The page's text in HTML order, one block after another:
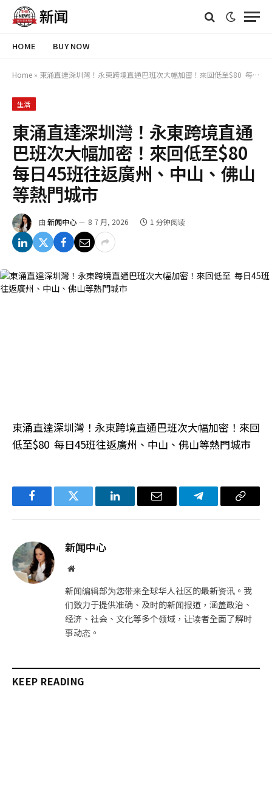
HOME BUY NOW
Home » 東涌直達深圳灣！永東跨境直通巴班次大幅加密！來回低至$80 每日45班往返廣州、中山、佛山等熱門城市
生活
東涌直達深圳灣！永東跨境直通
巴班次大幅加密！來回低至$80
每日45班往返廣州、中山、佛山
等熱門城市
由 新闻中心 8 7 月, 2026 1 分钟阅读
東涌直達深圳灣！永東跨境直通巴班次大幅加密！來回
低至$80 每日45班往返廣州、中山、佛山等熱門城市
FacebookTwitter LinkedIn电
Telegram复
新闻中心
网
新闻编辑部为您带来全球华人社区的最新资讯。我
们致力于提供准确、及时的新闻报道，涵盖政治、
经济、社会、文化等多个领域，让读者全面了解时
事动态。
KEEP READING